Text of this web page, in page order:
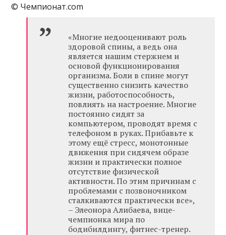
© Чемпионат.com
«Многие недооценивают роль
здоровой спины, а ведь она
является нашим стержнем и
основой функционирования
организма. Боли в спине могут
существенно снизить качество
жизни, работоспособность,
повлиять на настроение. Многие
постоянно сидят за
компьютером, проводят время с
телефоном в руках. Прибавьте к
этому ещё стресс, монотонные
движения при сидячем образе
жизни и практически полное
отсутствие физической
активности. По этим причинам с
проблемами с позвоночником
сталкиваются практически все»,
– Элеонора Алибаева, вице-
чемпионка мира по
бодибилдингу, фитнес-тренер.